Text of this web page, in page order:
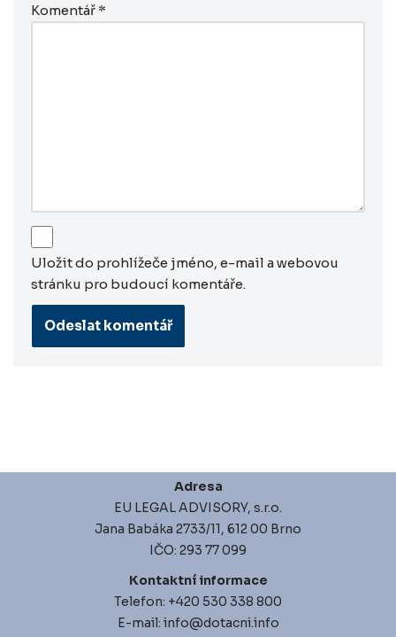
Komentář *
Uložit do prohlížeče jméno, e-mail a webovou
stránku pro budoucí komentáře.
Adresa
EU LEGAL ADVISORY, s.r.o.
Jana Babáka 2733/11, 612 00 Brno
IČO: 293 77 099
Kontaktní informace
Telefon: +420 530 338 800
E-mail: info@dotacni.info